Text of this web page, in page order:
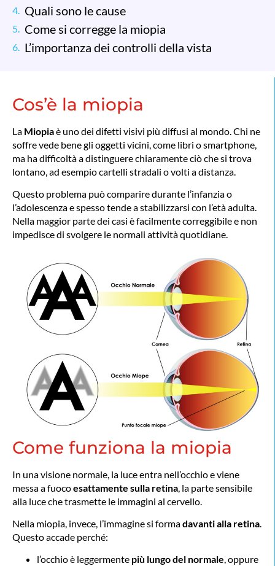
Quali sono le cause
Come si corregge la miopia
L’importanza dei controlli della vista
Cos’è la miopia
La Miopiaè uno dei difetti visivi più diffusi al mondo. Chi ne
soffre vede bene gli oggetti vicini, come libri o smartphone,
ma ha difficoltà a distinguere chiaramente ciò che si trova
lontano, ad esempio cartelli stradali o volti a distanza.
Questo problema può comparire durante l’infanzia o
l’adolescenza e spesso tende a stabilizzarsi con l’età adulta.
Nella maggior parte dei casi è facilmente correggibile e non
impedisce di svolgere le normali attività quotidiane.
Come funziona la miopia
In una visione normale, la luce entra nell’occhio e viene
messa a fuocoesattamente sulla retina , la parte sensibile
alla luce che trasmette le immagini al cervello.
Nella miopia, invece, l’immagine si formadavanti alla retina.
Questo accade perché:
l’occhio è leggermente più lungo del normale, oppure